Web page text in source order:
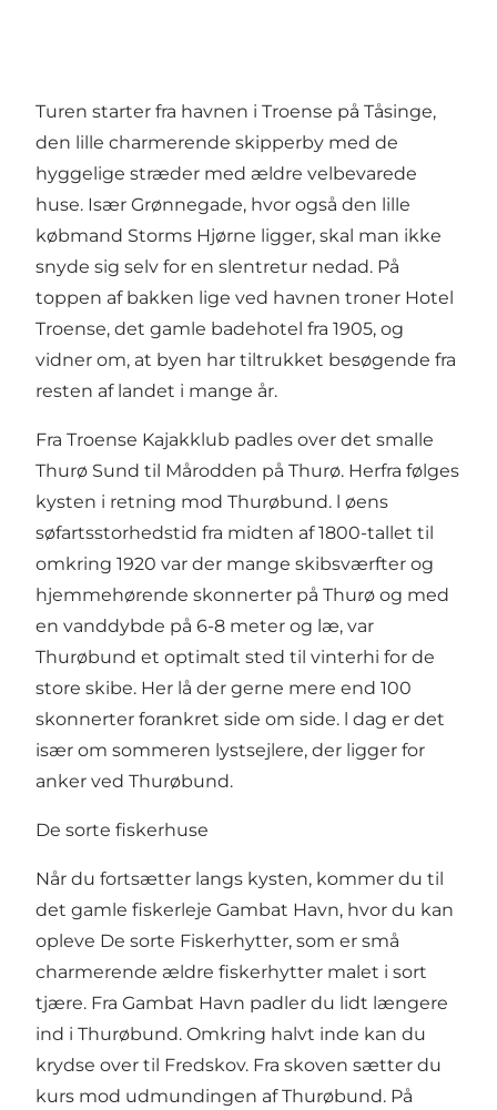
Turen starter fra havnen i Troense på Tåsinge,
den lille charmerende skipperby med de
hyggelige stræder med ældre velbevarede
huse. Især Grønnegade, hvor også den lille
købmand Storms Hjørne ligger, skal man ikke
snyde sig selv for en slentretur nedad. På
toppen af bakken lige ved havnen troner Hotel
Troense, det gamle badehotel fra 1905, og
vidner om, at byen har tiltrukket besøgende fra
resten af landet i mange år.
Fra Troense Kajakklub padles over det smalle
Thurø Sund til Mårodden på Thurø. Herfra følges
kysten i retning mod Thurøbund. l øens
søfartsstorhedstid fra midten af 1800-tallet til
omkring 1920 var der mange skibsværfter og
hjemmehørende skonnerter på Thurø og med
en vanddybde på 6-8 meter og læ, var
Thurøbund et optimalt sted til vinterhi for de
store skibe. Her lå der gerne mere end 100
skonnerter forankret side om side. l dag er det
især om sommeren lystsejlere, der ligger for
anker ved Thurøbund.
De sorte fiskerhuse
Når du fortsætter langs kysten, kommer du til
det gamle fiskerleje Gambat Havn, hvor du kan
opleve De sorte Fiskerhytter, som er små
charmerende ældre fiskerhytter malet i sort
tjære. Fra Gambat Havn padler du lidt længere
ind i Thurøbund. Omkring halvt inde kan du
krydse over til Fredskov. Fra skoven sætter du
kurs mod udmundingen af Thurøbund. På